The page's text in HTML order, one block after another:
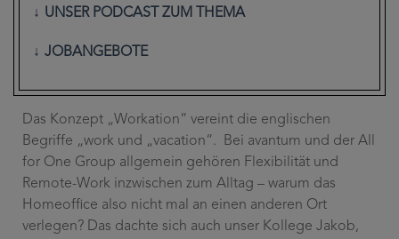
Das Konzept „Workation“ vereint die englischen
Begriffe „work und „vacation“. Bei avantum und der All
for One Group allgemein gehören Flexibilität und
Remote-Work inzwischen zum Alltag – warum das
Homeoffice also nicht mal an einen anderen Ort
verlegen? Das dachte sich auch unser Kollege Jakob,
UNSER PODCAST ZUM THEMA
JOBANGEBOTE